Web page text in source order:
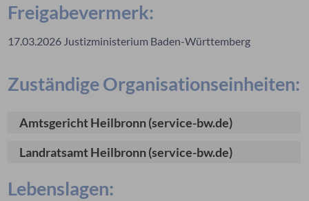
Freigabevermerk:
17.03.2026 Justizministerium Baden-Württemberg
Zuständige Organisationseinheiten:
Amtsgericht Heilbronn (service-bw.de)
Landratsamt Heilbronn (service-bw.de)
Lebenslagen: